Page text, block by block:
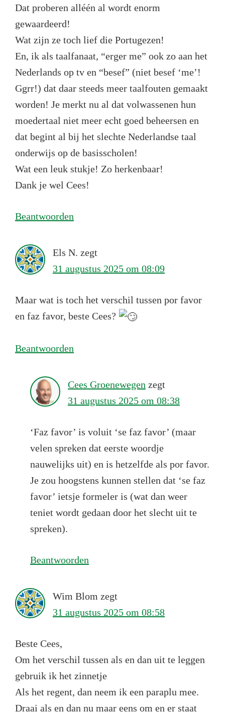
Dat proberen alléén al wordt enorm
gewaardeerd!
Wat zijn ze toch lief die Portugezen!
En, ik als taalfanaat, “erger me” ook zo aan het
Nederlands op tv en “besef” (niet besef ‘me’!
Ggrr!) dat daar steeds meer taalfouten gemaakt
worden! Je merkt nu al dat volwassenen hun
moedertaal niet meer echt goed beheersen en
dat begint al bij het slechte Nederlandse taal
onderwijs op de basisscholen!
Wat een leuk stukje! Zo herkenbaar!
Dank je wel Cees!
Beantwoorden
Els N. zegt
31 augustus 2025 om 08:09
Maar wat is toch het verschil tussen por favor
en faz favor, beste Cees?
Beantwoorden
Cees Groenewegen zegt
31 augustus 2025 om 08:38
‘Faz favor’ is voluit ‘se faz favor’ (maar
velen spreken dat eerste woordje
nauwelijks uit) en is hetzelfde als por favor.
Je zou hoogstens kunnen stellen dat ‘se faz
favor’ ietsje formeler is (wat dan weer
teniet wordt gedaan door het slecht uit te
spreken).
Beantwoorden
Wim Blom zegt
31 augustus 2025 om 08:58
Beste Cees,
Om het verschil tussen als en dan uit te leggen
gebruik ik het zinnetje
Als het regent, dan neem ik een paraplu mee.
Draai als en dan nu maar eens om en er staat